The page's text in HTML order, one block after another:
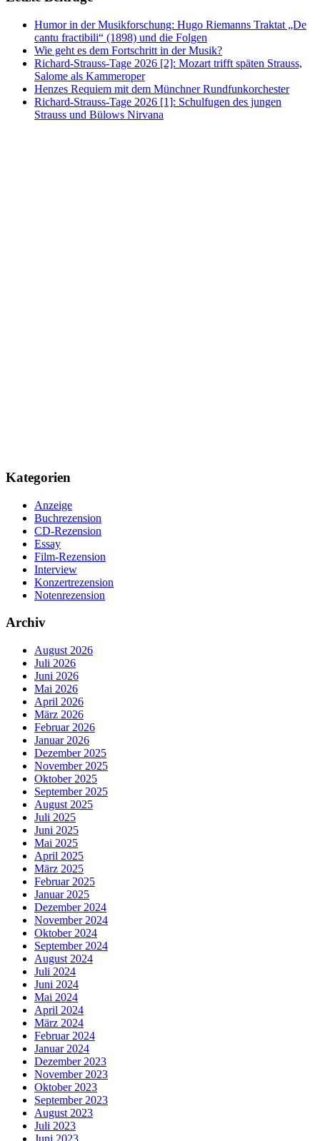
Humor in der Musikforschung: Hugo Riemanns Traktat „De
cantu fractibili“ (1898) und die Folgen
Wie geht es dem Fortschritt in der Musik?
Richard-Strauss-Tage 2026 [2]: Mozart trifft späten Strauss,
Salome als Kammeroper
Henzes Requiem mit dem Münchner Rundfunkorchester
Richard-Strauss-Tage 2026 [1]: Schulfugen des jungen
Strauss und Bülows Nirvana
Kategorien
Anzeige
Buchrezension
CD-Rezension
Essay
Film-Rezension
Interview
Konzertrezension
Notenrezension
Archiv
August 2026
Juli 2026
Juni 2026
Mai 2026
April 2026
März 2026
Februar 2026
Januar 2026
Dezember 2025
November 2025
Oktober 2025
September 2025
August 2025
Juli 2025
Juni 2025
Mai 2025
April 2025
März 2025
Februar 2025
Januar 2025
Dezember 2024
November 2024
Oktober 2024
September 2024
August 2024
Juli 2024
Juni 2024
Mai 2024
April 2024
März 2024
Februar 2024
Januar 2024
Dezember 2023
November 2023
Oktober 2023
September 2023
August 2023
Juli 2023